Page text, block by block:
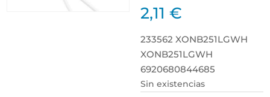
2,11 €
233562 XONB251LGWH
XONB251LGWH
6920680844685
Sin existencias